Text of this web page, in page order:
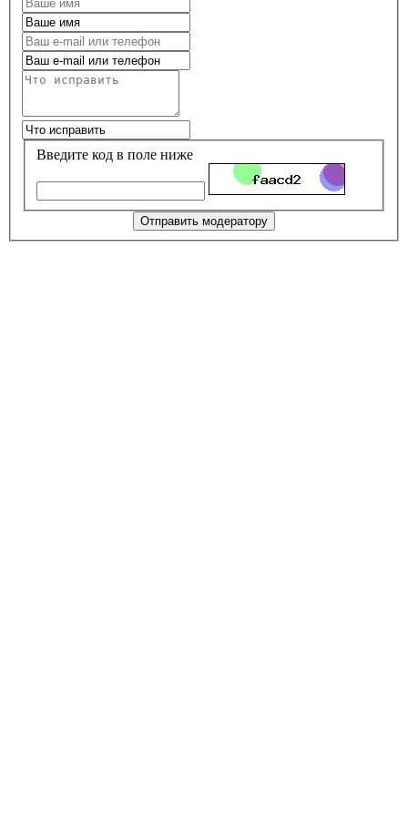
Введите код в поле ниже
Отправить модератору